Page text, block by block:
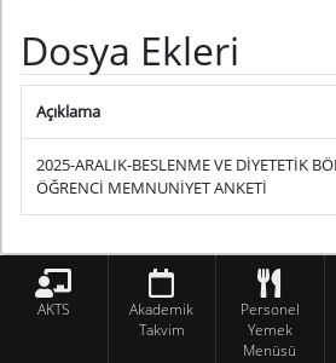
Dosya Ekleri
Açıklama
2025-ARALIK-BESLENME VE DİYETETİK
ÖĞRENCİ MEMNUNİYET ANKETİ
AKTS
Akademik
Takvim
Personel
Yemek
Menüsü